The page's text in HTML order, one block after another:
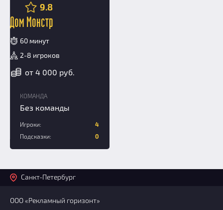
9.8
Дом Монстр
60 минут
2-8 игроков
от 4 000 руб.
КОМАНДА
Без команды
Игроки:
4
Подсказки:
0
Санкт-Петербург
ООО «Рекламный горизонт»